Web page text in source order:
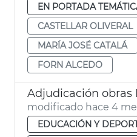
EN PORTADA
CASTELLAR OLIVERAL
MARÍA JOSÉ CATALÁ
FORN ALCEDO
modificado hace 4
EDUCACIÓN Y